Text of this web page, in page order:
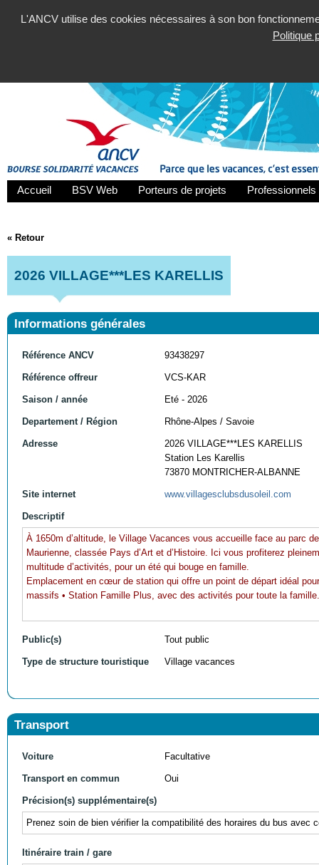
L'ANCV utilise des cookies nécessaires à son bon
Politique
Accueil BSV Web Porteurs de projets
« Retour
2026 VILLAGE***LES KARELLIS
Informations générales
Référence ANCV 93438297
Référence offreur VCS-KAR
Saison / année Eté - 2026
Departement / Région Rhône-Alpes / Savoie
Adresse
2026 VILLAGE***LES KARELLIS
Station Les Karellis
73870 MONTRICHER-ALBANNE
Site internet www.villagesclubsdusoleil.com
Descriptif
À 1650m d’altitude, le Village Vacances vous accueille face au parc
Maurienne, classée Pays d’Art et d’Histoire. Ici vous profiterez
multitude d’activités, pour un été qui bouge en famille.
Emplacement en cœur de station qui offre un point de départ idéal
massifs • Station Famille Plus, avec des activités pour toute la famille.
Public(s) Tout public
Type de structure touristique Village vacances
Transport
Voiture Facultative
Transport en commun Oui
Précision(s) supplémentaire(s)
Prenez soin de bien vérifier la compatibilité des horaires du bus avec
Itinéraire train / gare